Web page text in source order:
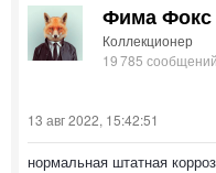
Фима Фокс
Коллекционер
19 785 сообщений
13 авг 2022, 15:42:51
нормальная штатная